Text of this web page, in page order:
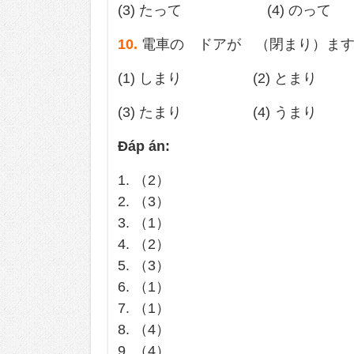
(3) たって (4) のって
10. 電車の ドアが （閉まり）ま
(1) しまり (2) とまり
(3) たまり (4) うまり
Đáp án:
1. （2）
2. （3）
3. （1）
4. （2）
5. （3）
6. （1）
7. （1）
8. （4）